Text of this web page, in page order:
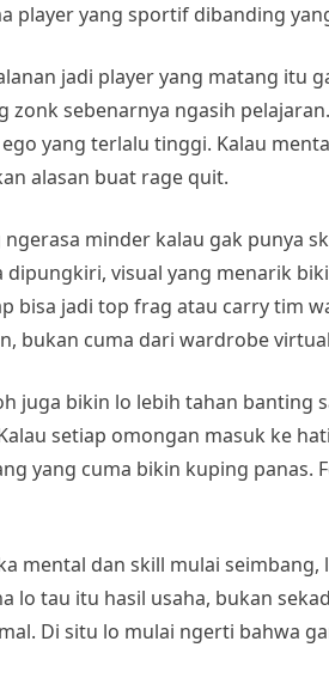
player yang sportif dibanding
jadi player yang matang itu
zonk sebenarnya ngasih
yang terlalu tinggi. Kalau
alasan buat rage quit.
ngerasa minder kalau gak punya
dipungkiri, visual yang menarik
bisa jadi top frag atau carry tim
bukan cuma dari wardrobe
juga bikin lo lebih tahan banting
setiap omongan masuk ke
yang cuma bikin kuping
mental dan skill mulai
lo tau itu hasil usaha, bukan
Di situ lo mulai ngerti bahwa